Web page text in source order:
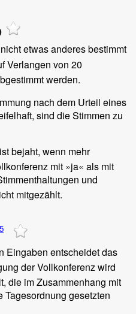
etwas anderes bestimmt
Verlangen von 20
werden.
nach dem Urteil eines
sind die Stimmen zu
bejaht, wenn mehr
mit »ja« als mit
und
mitgezählt.
Eingaben entscheidet das
der Vollkonferenz wird
die im Zusammenhang mit
Tagesordnung gesetzten